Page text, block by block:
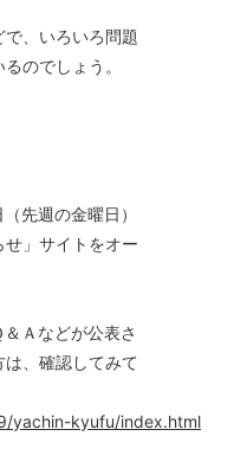
、いろいろ問題
のでしょう。
先週の金曜日）
」サイトをオー
Ａなどが公表さ
、確認してみて
yachin-kyufu/index.html